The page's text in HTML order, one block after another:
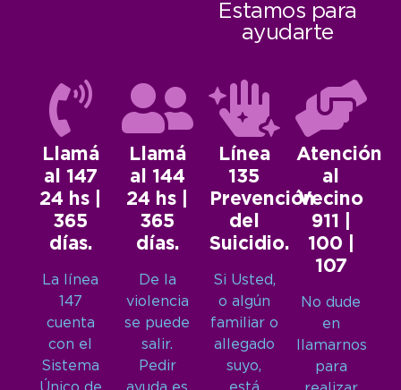
Estamos para
ayudarte
Llamá
al 147
24 hs |
365
días.
La línea
147
cuenta
con el
Sistema
Llamá
al 144
24 hs |
365
días.
De la
violencia
se puede
salir.
Pedir
Línea
135
Prevención
del
Suicidio.
Si Usted,
o algún
familiar o
allegado
suyo,
Atención
al
Vecino
911 |
100 |
107
No dude
en
llamarnos
para